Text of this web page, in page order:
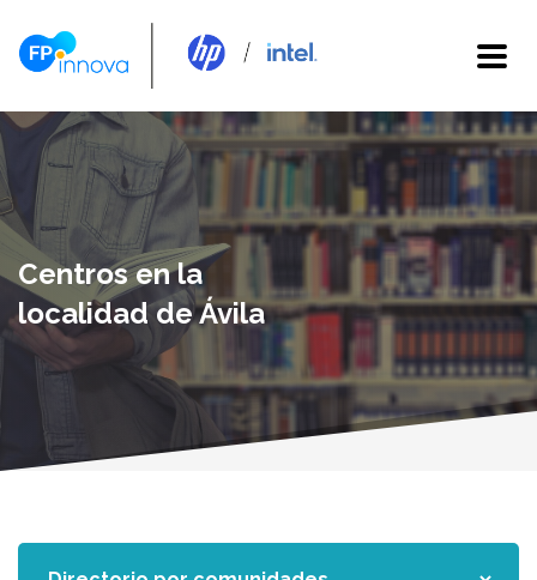
Centros en la
localidad de Ávila